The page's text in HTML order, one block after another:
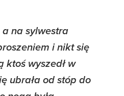
a na sylwestra
i nikt się
ktoś wyszedł w
ubrała od stóp do